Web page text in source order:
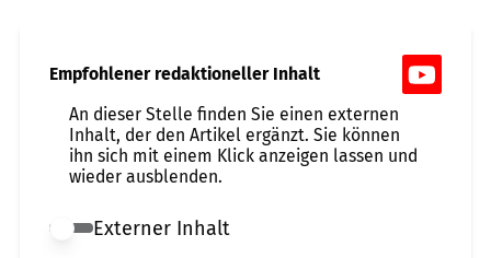
Empfohlener redaktioneller Inhalt
An dieser Stelle finden Sie einen externen
Inhalt, der den Artikel ergänzt. Sie können
ihn sich mit einem Klick anzeigen lassen und
wieder ausblenden.
Externer Inhalt erlauben
Externer Inhalt